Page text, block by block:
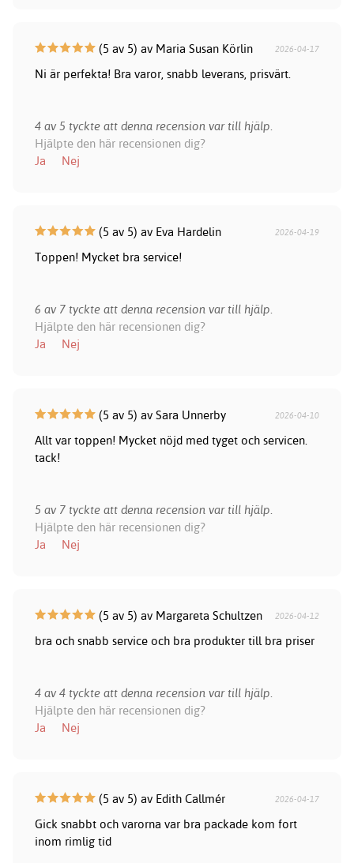
(5 av 5) av Maria Susan Körlin 2026-04-17
Ni är perfekta! Bra varor, snabb leverans, prisvärt.
4 av 5 tyckte att denna recension var till hjälp.
Hjälpte den här recensionen dig?
Ja
Nej
(5 av 5) av Eva Hardelin 2026-04-19
Toppen! Mycket bra service!
6 av 7 tyckte att denna recension var till hjälp.
Hjälpte den här recensionen dig?
Ja
Nej
(5 av 5) av Sara Unnerby 2026-04-10
Allt var toppen! Mycket nöjd med tyget och servicen.
tack!
5 av 7 tyckte att denna recension var till hjälp.
Hjälpte den här recensionen dig?
Ja
Nej
(5 av 5) av Margareta Schultzen 2026-04-12
bra och snabb service och bra produkter till bra priser
4 av 4 tyckte att denna recension var till hjälp.
Hjälpte den här recensionen dig?
Ja
Nej
(5 av 5) av Edith Callmér 2026-04-17
Gick snabbt och varorna var bra packade kom fort
inom rimlig tid